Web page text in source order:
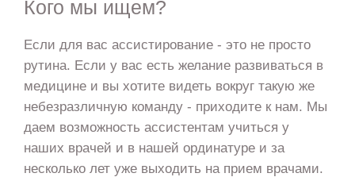
Кого мы ищем?
Если для вас ассистирование - это не просто
рутина. Если у вас есть желание развиваться в
медицине и вы хотите видеть вокруг такую же
небезразличную команду - приходите к нам. Мы
даем возможность ассистентам учиться у
наших врачей и в нашей ординатуре и за
несколько лет уже выходить на прием врачами.